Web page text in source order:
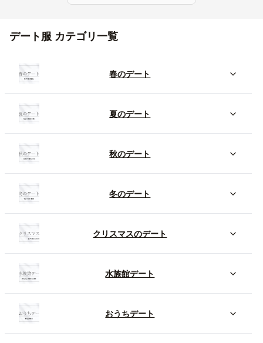
デート服 カテゴリ一覧
春のデート
夏のデート
秋のデート
冬のデート
クリスマスのデート
水族館デート
おうちデート